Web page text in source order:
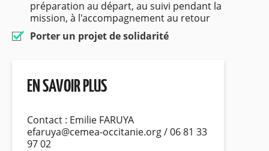
préparation au départ, au suivi pendant la
mission, à l'accompagnement au retour
Porter un projet de solidarité
EN SAVOIR PLUS
Contact : Emilie FARUYA
efaruya@cemea-occitanie.org / 06 81 33
97 02